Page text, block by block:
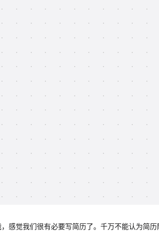
感觉我们很有必要写简历了。千万不能认为简历